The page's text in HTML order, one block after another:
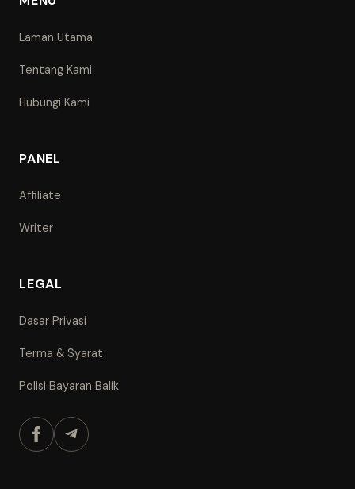
Laman Utama
Tentang Kami
Hubungi Kami
PANEL
Affiliate
Writer
LEGAL
Dasar Privasi
Terma & Syarat
Polisi Bayaran Balik